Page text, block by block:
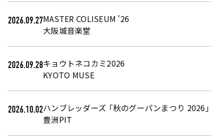
2026.09.27MASTER COLISEUM '26
大阪城音楽堂
2026.09.28キョウトネコカミ2026
KYOTO MUSE
2026.10.02ハンブレッダーズ 「秋のグーパンまつり 2026」
豊洲PIT